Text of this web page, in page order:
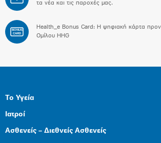
τα νέα και τις παροχές μας.
BONUS
CARD
Health_e Bonus Card: H ψηφιακή κάρτα
Ομίλου HHG
Το Υγεία
Ιατροί
Ασθενείς – Διεθνείς Ασθενείς